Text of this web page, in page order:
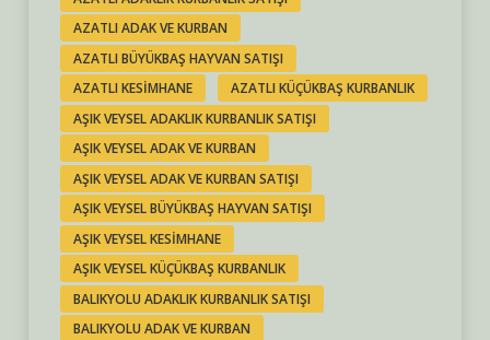
AZATLI ADAK VE KURBAN
AZATLI BÜYÜKBAŞ HAYVAN SATIŞI
AZATLI KESIMHANE
AZATLI KÜÇÜKBAŞ KURBANLIK
AŞIK VEYSEL ADAKLIK KURBANLIK SATIŞI
AŞIK VEYSEL ADAK VE KURBAN
AŞIK VEYSEL ADAK VE KURBAN SATIŞI
AŞIK VEYSEL BÜYÜKBAŞ HAYVAN SATIŞI
AŞIK VEYSEL KESIMHANE
AŞIK VEYSEL KÜÇÜKBAŞ KURBANLIK
BALIKYOLU ADAKLIK KURBANLIK SATIŞI
BALIKYOLU ADAK VE KURBAN